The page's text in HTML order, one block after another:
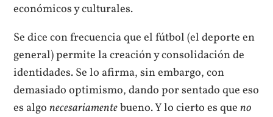
económicos y culturales.
Se dice con frecuencia que el fútbol (el deporte en
general) permite la creación y consolidación de
identidades. Se lo afirma, sin embargo, con
demasiado optimismo, dando por sentado que eso
es algonecesariamentebueno. Y lo cierto es queno